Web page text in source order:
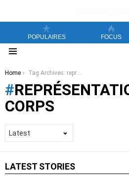
POPULAIRES FOCUS
You are here:
Home Tag Archives: représentation du corps
CORPS
LATEST STORIES